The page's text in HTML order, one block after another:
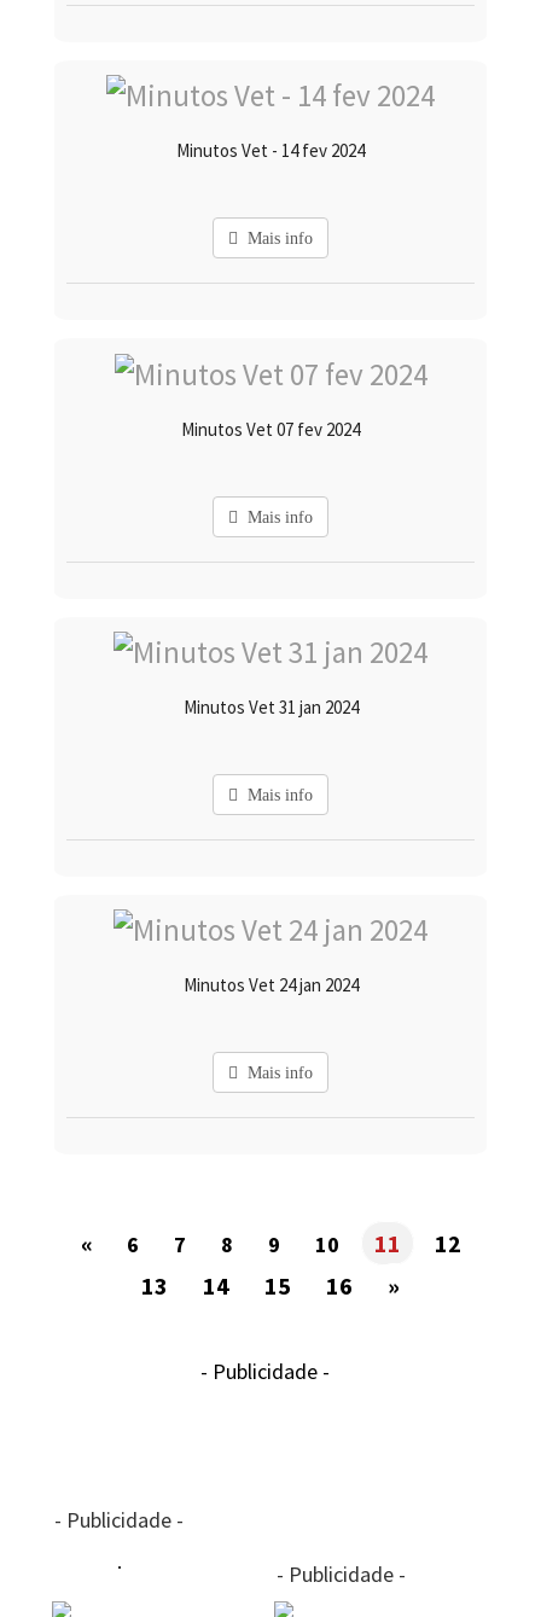
Minutos Vet - 14 fev 2024
Mais info
Minutos Vet 07 fev 2024
Mais info
Minutos Vet 31 jan 2024
Mais info
Minutos Vet 24 jan 2024
Mais info
« 6 7 8 9 10 11
12
13
14 15 16 »
- Publicidade -
- Publicidade -
- Publicidade -